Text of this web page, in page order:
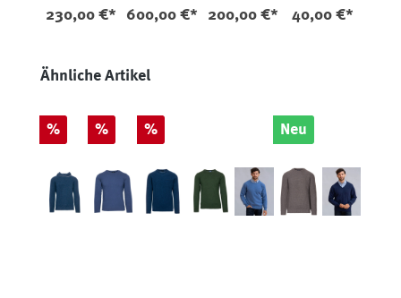
230,00 €* 600,00 €* 200,00 €*
40,00 €*
Produktgalerie überspringen
Ähnliche Artikel
Rabatt
% Rabatt
% Rabatt
% Neu